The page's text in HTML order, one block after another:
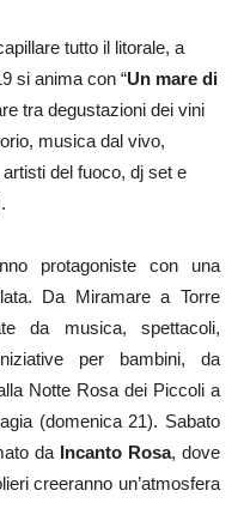
tutto il litorale, a
si anima con “Un mare di
tra degustazioni dei vini
musica dal vivo,
del fuoco, dj set e
protagoniste con una
Da Miramare a Torre
da musica, spettacoli,
per bambini, da
Notte Rosa dei Piccoli a
(domenica 21). Sabato
da Incanto Rosa, dove
creeranno un’atmosfera